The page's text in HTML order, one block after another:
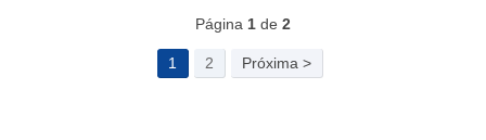
Página 1de 2
1 2 Próxima >